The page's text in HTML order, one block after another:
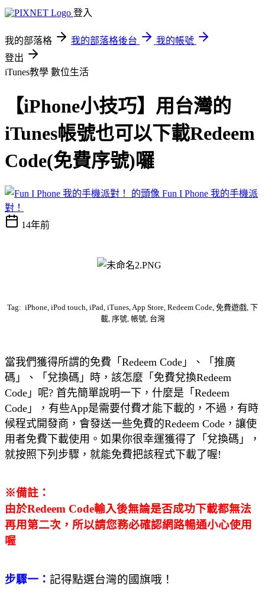
登入
我的部落格 我的部落格後台
我的帳號
登出
iTunes教學 數位生活
【iPhone小技巧】用台灣的
iTunes帳號也可以下載Redeem
Code(免費序號)囉
Fun I Phone 我的手機派
對！
14年前
Tag: iPhone, iPod touch, iPad, iTunes, App Store, Redeem Code, 免費遊戲, 下
載, 序號, 帳號, 台灣
當我們獲得所謂的免費「Redeem Code」、「推廣
碼」、「兌換碼」時，該怎麼「免費兌換Redeem
Code」呢? 首先簡單說明一下，什麼是「Redeem
Code」，有些App是需要付費才能下載的，不過，有時
候程式開發商，會發送一些免費的Redeem Code，讓使
用者免費下載使用。如果你很幸運獲得了 「兌換碼」，
就按照下列步驟，就能免費把該程式下載了喔!
※備註：
由於Redeem Code輸入後無論是否成功下載都無法
再用第二次，所以請您務必確認網路暢通小心使用
喔
步驟一： 記得點選台灣的國旗哦！